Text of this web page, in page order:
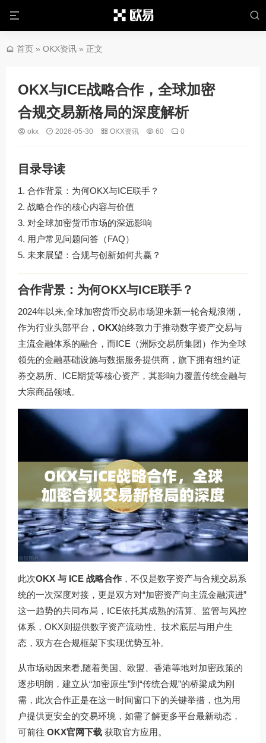
首页 » OKX资讯 » 正文
OKX与ICE战略合作，全球加密
合规交易新格局的深度解析
okx 2026-05-30 OKX资讯 60 0
目录导读
合作背景：为何OKX与ICE联手？
战略合作的核心内容与价值
对全球加密货币市场的深远影响
用户常见问题问答（FAQ）
未来展望：合规与创新如何共赢？
合作背景：为何OKX与ICE联手？
2024年以来,全球加密货币交易市场迎来新一轮合规浪潮，
作为行业头部平台， OKX始终致力于推动数字资产交易与
主流金融体系的融合，而ICE（洲际交易所集团）作为全球
领先的金融基础设施与数据服务提供商，旗下拥有纽约证
券交易所、ICE期货等核心资产，其影响力覆盖传统金融与
大宗商品领域。
此次OKX 与 ICE 战略合作 ，不仅是数字资产与合规交易系
统的一次深度对接，更是双方对“加密资产向主流金融演进”
这一趋势的共同布局，ICE依托其成熟的清算、监管与风控
体系，OKX则提供数字资产流动性、技术底层与用户生
态，双方在合规框架下实现优势互补。
从市场动因来看,随着美国、欧盟、香港等地对加密政策的
逐步明朗，建立从“加密原生”到“传统合规”的桥梁成为刚
需，此次合作正是在这一时间窗口下的关键举措，也为用
户提供更安全的交易环境，如需了解更多平台最新动态，
可前往 OKX官网下载 获取官方应用。